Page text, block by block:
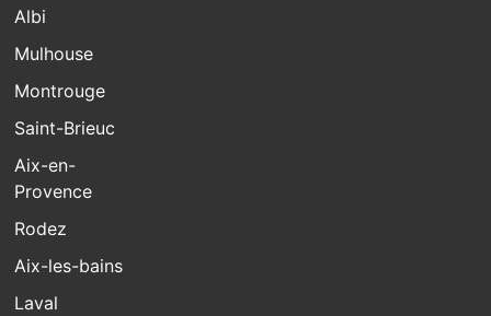
Albi
Mulhouse
Montrouge
Saint-Brieuc
Aix-en-
Provence
Rodez
Aix-les-bains
Laval